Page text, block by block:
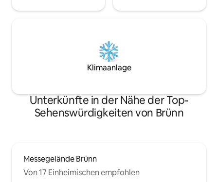
Klimaanlage
Unterkünfte in der Nähe der Top-
Sehenswürdigkeiten von Brünn
Messegelände Brünn
Von 17 Einheimischen empfohlen